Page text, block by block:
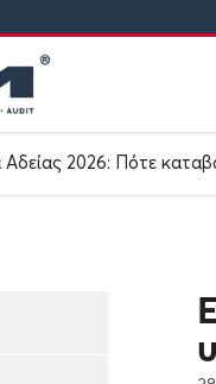
Αδείας 2026: Πότε